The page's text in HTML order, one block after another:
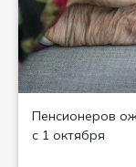
Пенсионеров
с 1 октября